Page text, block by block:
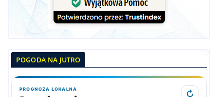
POGODA NA JUTRO
PROGNOZA LOKALNA ↻